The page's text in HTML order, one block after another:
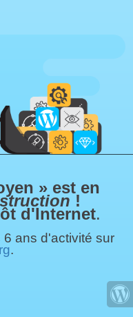
» est en
!
d'Internet.
ans d'activité sur
.